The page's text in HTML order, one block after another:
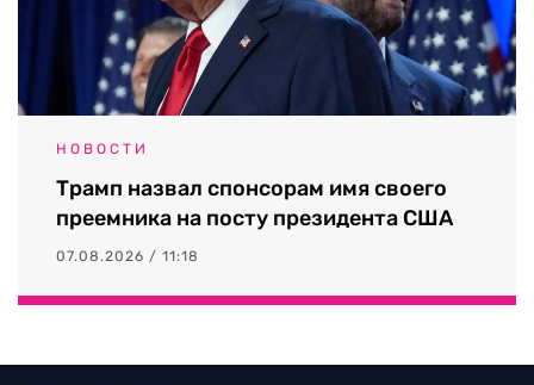
НОВОСТИ
Трамп назвал спонсорам имя своего
преемника на посту президента США
07.08.2026 / 11:18